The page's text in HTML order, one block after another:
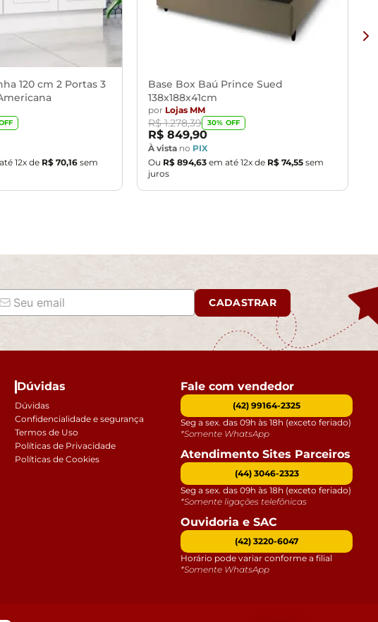
120 cm 2 Portas 3
12x de R$ 70,16 sem
Base Box Baú Prince Sued
138x188x41cm
por Lojas MM
R$ 1.278,39 30% OFF
R$ 849,90
À vista no PIX
Ou R$ 894,63 em até 12x de R$ 74,55 sem
juros
CADASTRAR
Dúvidas
Dúvidas
Confidencialidade e segurança
Termos de Uso
Políticas de Privacidade
Políticas de Cookies
Fale com vendedor
(42) 99164-2325
Seg a sex. das 09h às 18h (exceto feriado)
*Somente WhatsApp
Atendimento Sites Parceiros
(44) 3046-2323
Seg a sex. das 09h às 18h (exceto feriado)
*Somente ligações telefônicas
Ouvidoria e SAC
(42) 3220-6047
Horário pode variar conforme a filial
*Somente WhatsApp